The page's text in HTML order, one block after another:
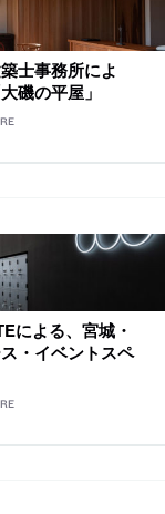
士事務所によ
磯の平屋」
による、宮城・
・イベントスペ